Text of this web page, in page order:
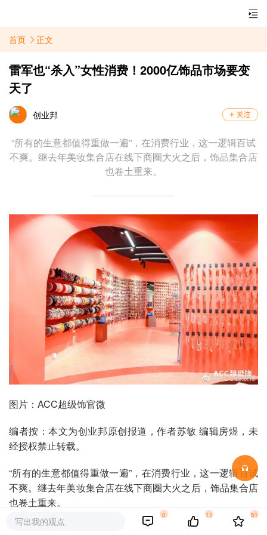
首页 正文
雷军也“杀入”女性消费！2000亿饰品市场要变
天了
创业邦
“所有的生意都值得重做一遍”，在消费行业，这一逻辑百试
不爽。继去年美妆集合店在线下商圈大火之后，饰品集合店
也卷土重来。
图片：ACC超级饰官微
编者按：本文为创业邦原创报道，作者苏敏 编辑房煜，未
经授权禁止转载。
“所有的生意都值得重做一遍”，在消费行业，这一逻辑百试
不爽。继去年美妆集合店在线下商圈大火之后，饰品集合店
也卷土重来。
提及饰品店，很多人的印象还停留在过去街边的“哎呀呀”或
写出我的观点
0 11 51